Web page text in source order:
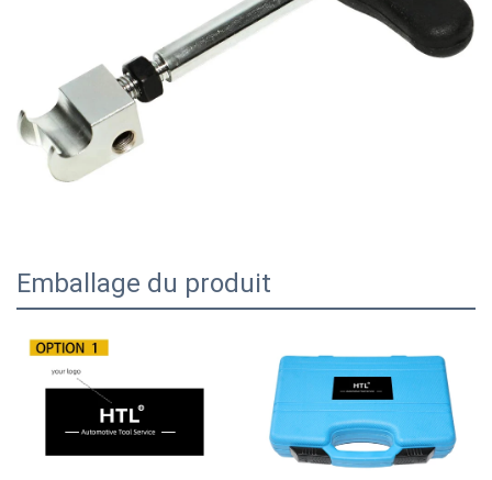
Emballage du produit